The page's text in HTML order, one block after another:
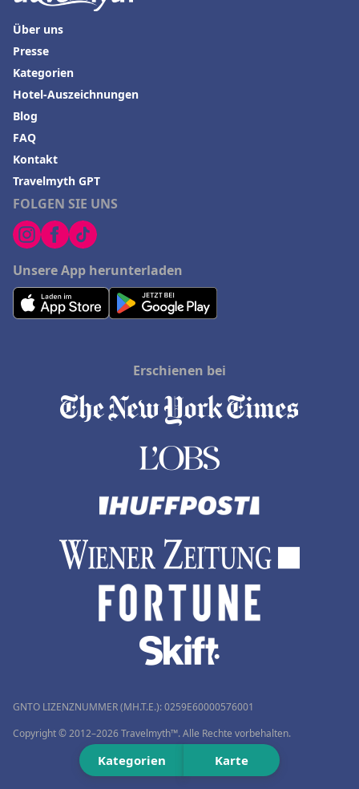
Kategorien Karte
FOLGEN SIE UNS
Unsere App herunterladen
Über uns
Presse
Kategorien
Hotel-Auszeichnungen
Blog
FAQ
Kontakt
Travelmyth GPT
Erschienen bei
GNTO LIZENZNUMMER (MH.T.E.): 0259Ε60000576001
Copyright © 2012–2026 Travelmyth™. Alle Rechte vorbehalten.